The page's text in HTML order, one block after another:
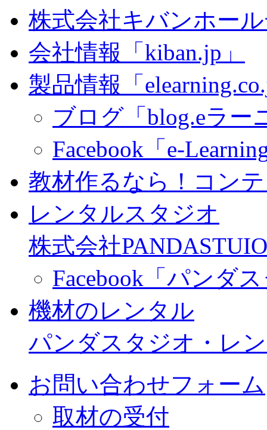
株式会社キバンホー
会社情報「kiban.jp」
製品情報「
ブログ「blog.eラー
Facebook「e-
教材作るなら！コン
レンタルスタジオ
株式会社
Facebook「パンダ
機材のレンタル
パンダスタジオ・レ
お問い合わせフォーム
取材の受付